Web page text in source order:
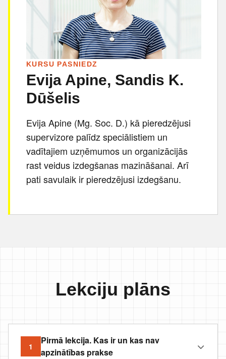
KURSU PASNIEDZ
Evija Apine, Sandis K.
Dūšelis
Evija Apine (Mg. Soc. D.) kā pieredzējusi
supervizore palīdz speciālistiem un
vadītajiem uzņēmumos un organizācijās
rast veidus izdegšanas mazināšanai. Arī
pati savulaik ir pieredzējusi izdegšanu.
Lekciju plāns
1
Pirmā lekcija. Kas ir un kas nav
apzinātības prakse